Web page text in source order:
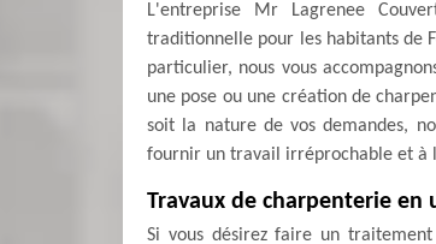
L'entreprise Mr Lagrenee
traditionnelle pour les habitants de
particulier, nous vous
une pose ou une création de
soit la nature de vos demandes,
fournir un travail irréprochable et à
Travaux de charpenterie en
Si vous désirez faire un